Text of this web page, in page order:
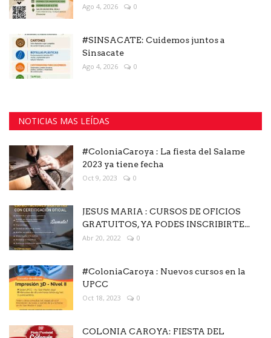
Ago 4, 2026 0
#SINSACATE: Cuidemos juntos a
Sinsacate
Ago 4, 2026 0
NOTICIAS MAS LEÍDAS
#ColoniaCaroya : La fiesta del Salame
2023 ya tiene fecha
Oct 9, 2023 0
JESUS MARIA : CURSOS DE OFICIOS
GRATUITOS, YA PODES INSCRIBIRTE...
Abr 20, 2022 0
#ColoniaCaroya : Nuevos cursos en la
UPCC
Oct 18, 2023 0
COLONIA CAROYA: FIESTA DEL